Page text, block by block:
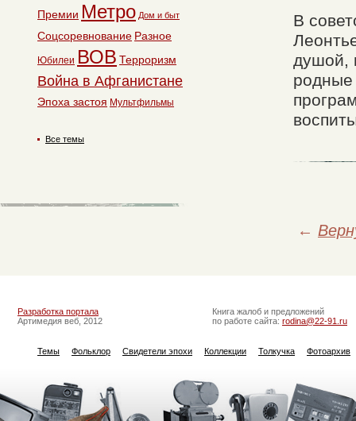
В
душой,
родные
←
Премии Метро Дом и быт
Соцсоревнование Разное
Юбилеи ВОВ Терроризм
Война в Афганистане
Эпоха застоя Мультфильмы
Все темы
Разработка портала
Артимедия веб, 2012
Книга жалоб и предложений
по работе сайта: rodina@22-91.ru
Темы Фольклор Свидетели эпохи Коллекции Толкучка Фотоархив